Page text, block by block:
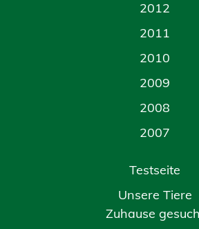
2012
2011
2010
2009
2008
2007
Testseite
Unsere Tiere
Zuhause